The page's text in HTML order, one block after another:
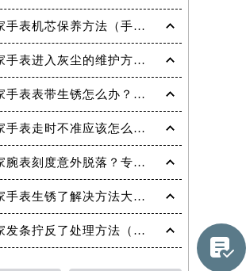
积家手表机芯保养方法（手表机芯正确保养方法）
积家手表进入灰尘的维护方法（处理办法）
积家手表表带生锈怎么办？（积家手表去除锈迹的四种方法）
积家手表走时不准应该怎么办?(走时不准的处理方法)
积家腕表刻度意外脱落？专业应对策略在这里
积家手表生锈了解决方法大全（有效保养与修复指南）
积家发条拧反了处理方法（手表维修的正确步骤与技巧）
